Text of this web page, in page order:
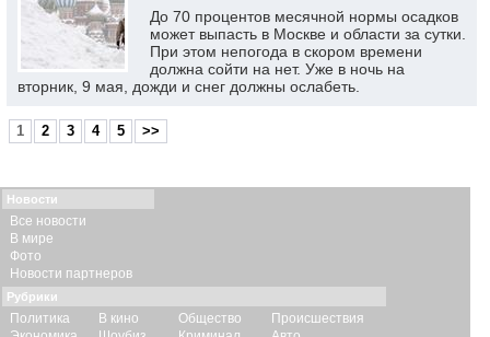
До 70 процентов месячной нормы осадков
может выпасть в Москве и области за сутки.
При этом непогода в скором времени
должна сойти на нет. Уже в ночь на
вторник, 9 мая, дожди и снег должны ослабеть.
1 2 3 4 5 >>
Новости
Все новости
В мире
Фото
Новости партнеров
Рубрики
Политика
В кино
Общество
Происшествия